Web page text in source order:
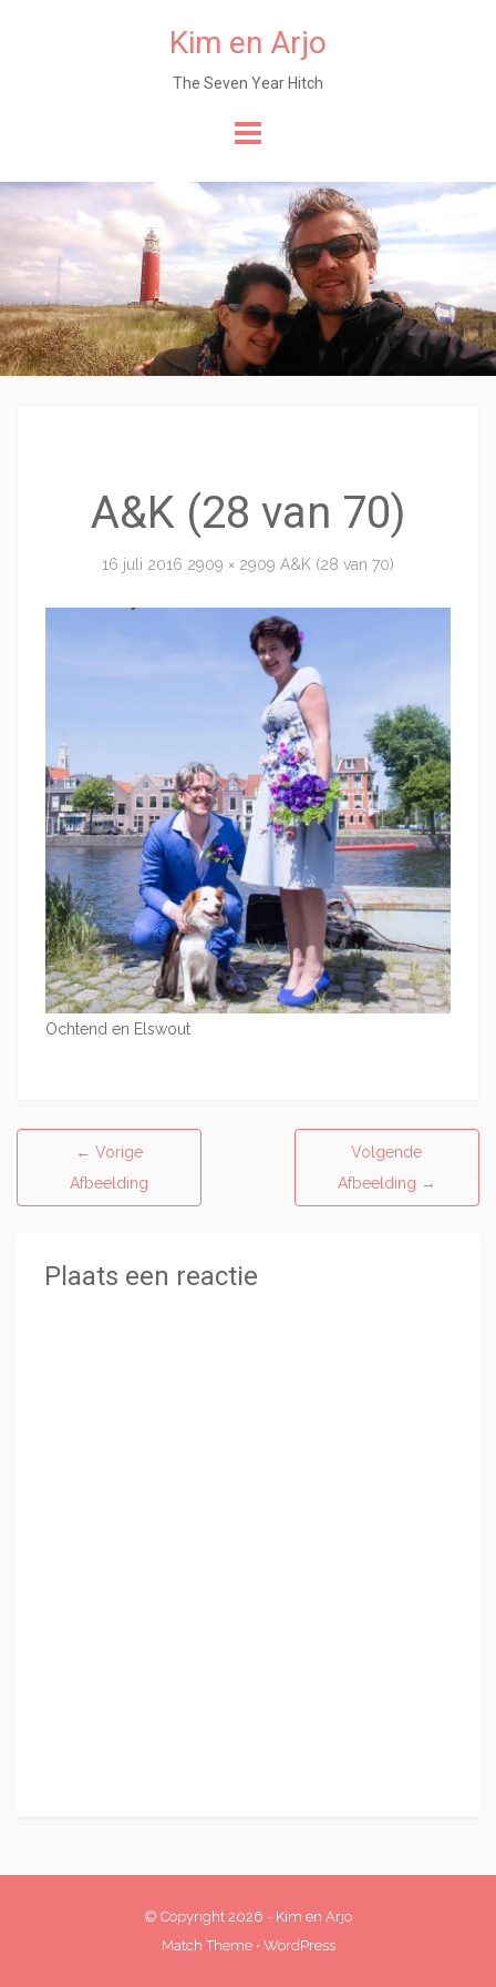
Kim en Arjo
The Seven Year Hitch
A&K (28 van 70)
16 juli 2016 2909 × 2909 A&K (28 van 70)
Ochtend en Elswout
← Vorige
Afbeelding
Volgende
Afbeelding →
Plaats een reactie
© Copyright 2026 - Kim en Arjo
Match Theme⋅ WordPress